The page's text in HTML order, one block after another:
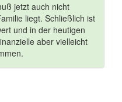
jetzt auch nicht
liegt. Schließlich ist
und in der heutigen
aber vielleicht